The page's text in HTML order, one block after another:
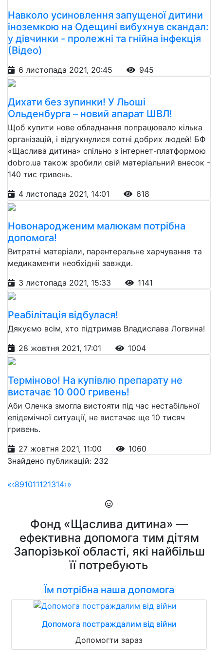
Навколо усиновлення запущеної дитини
іноземкою на Одещині вибухнув скандал:
у дівчинки - пролежні та гнійна інфекція
(Відео)
6 листопада 2021, 20:45 945
Дихати без зупинки! У Льоші
Ольденбурга – новий апарат ШВЛ!
Щоб купити нове обладнання попрацювало кілька
організацій, і відгукнулися сотні добрих людей! БФ
«Щаслива дитина» спільно з інтернет-платформою
dobro.ua також зробили свій матеріальний внесок -
140 тис гривень.
4 листопада 2021, 14:01
618
Новонародженим малюкам потрібна
допомога!
Витратні матеріали, парентеральне харчування та
медикаменти необхідніі завжди.
3 листопада 2021, 15:33
1141
Реабілітація відбулася!
Дякуємо всім, хто підтримав Владислава Логвина!
28 жовтня 2021, 17:01
1004
Терміново! На купівлю препарату не
вистачає 10 000 гривень!
Аби Олечка змогла вистояти під час нестабільної
епідемічної ситуації, не вистачає ще 10 тисяч
гривень.
27 жовтня 2021, 11:00
1060
Знайдено публикацій: 232
«‹891011121314›»
Фонд «Щаслива дитина» —
ефективна допомога тим дітям
Запорізької області, які найбільш
її потребують
Їм потрібна наша допомога
Допомога постраждалим від війни
Допомогти зараз